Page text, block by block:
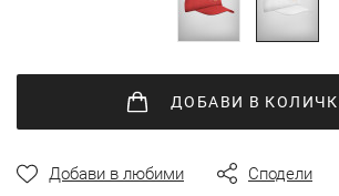
ДОБАВИ В
Добави в любими Сподели